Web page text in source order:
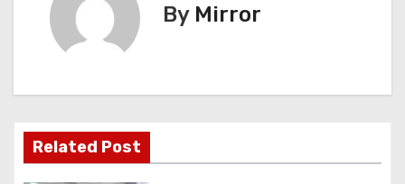
v
i
g
By Mirror
Related Post